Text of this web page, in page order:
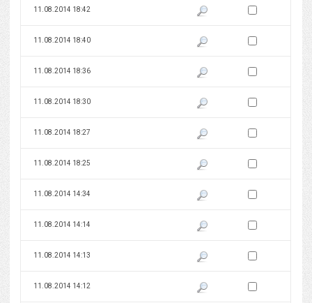
11.08.2014 18:42 Pokaż podgląd wersji z dnia
Zaznacz wersję do
11.08.2014 18:40 Pokaż podgląd wersji z dnia
Zaznacz wersję do
11.08.2014 18:36 Pokaż podgląd wersji z dnia
Zaznacz wersję do
11.08.2014 18:30 Pokaż podgląd wersji z dnia
Zaznacz wersję do
11.08.2014 18:27 Pokaż podgląd wersji z dnia
Zaznacz wersję do
11.08.2014 18:25 Pokaż podgląd wersji z dnia
Zaznacz wersję do
11.08.2014 14:34 Pokaż podgląd wersji z dnia
Zaznacz wersję do
11.08.2014 14:14 Pokaż podgląd wersji z dnia
Zaznacz wersję do
11.08.2014 14:13 Pokaż podgląd wersji z dnia
Zaznacz wersję do
11.08.2014 14:12 Pokaż podgląd wersji z dnia
Zaznacz wersję do